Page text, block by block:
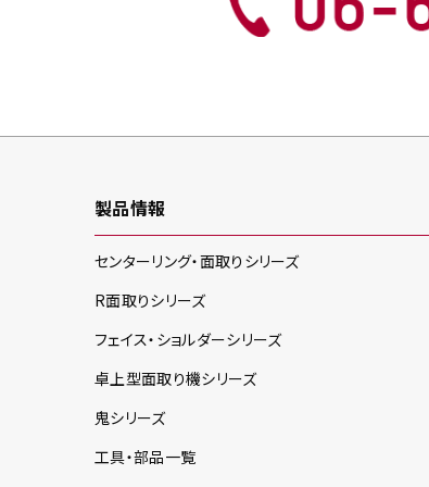
製品情報
センターリング・面取り シリーズ
R面取りシリーズ
フェイス・ショルダーシリーズ
卓上型面取り機シリーズ
鬼シリーズ
工具・部品一覧